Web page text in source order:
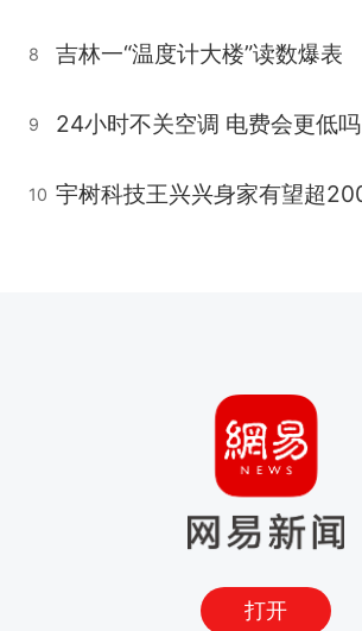
8 吉林一“温度计大楼”读数爆表
9 24小时不关空调 电费会更低吗
10
打开